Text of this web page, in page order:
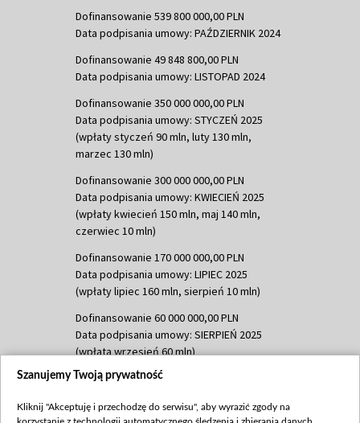
Dofinansowanie 539 800 000,00 PLN
Data podpisania umowy: PAŹDZIERNIK 2024
Dofinansowanie 49 848 800,00 PLN
Data podpisania umowy: LISTOPAD 2024
Dofinansowanie 350 000 000,00 PLN
Data podpisania umowy: STYCZEŃ 2025
(wpłaty styczeń 90 mln, luty 130 mln,
marzec 130 mln)
Dofinansowanie 300 000 000,00 PLN
Data podpisania umowy: KWIECIEŃ 2025
(wpłaty kwiecień 150 mln, maj 140 mln,
czerwiec 10 mln)
Dofinansowanie 170 000 000,00 PLN
Data podpisania umowy: LIPIEC 2025
(wpłaty lipiec 160 mln, sierpień 10 mln)
Dofinansowanie 60 000 000,00 PLN
Data podpisania umowy: SIERPIEŃ 2025
(wpłata wrzesień 60 mln)
Dofinansowanie 635 783 051,21 PLN
(wpłata wrzesień 100 mln, październik 350
Szanujemy Twoją prywatność
Kliknij "Akceptuję i przechodzę do serwisu", aby wyrazić zgody na